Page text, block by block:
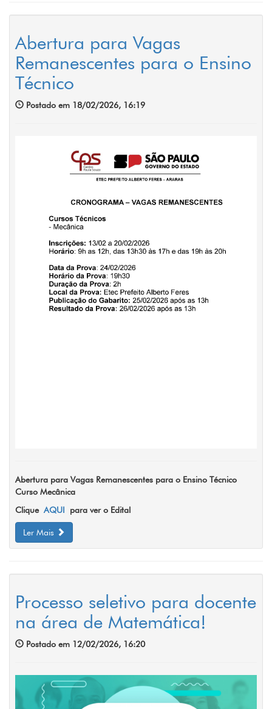
Abertura para Vagas
Remanescentes para o Ensino
Técnico
Postado em 18/02/2026, 16:19
Abertura para Vagas Remanescentes para o Ensino Técnico
Curso Mecânica
Clique AQUI para ver o Edital
Ler Mais
Processo seletivo para docente
na área de Matemática!
Postado em 12/02/2026, 16:20